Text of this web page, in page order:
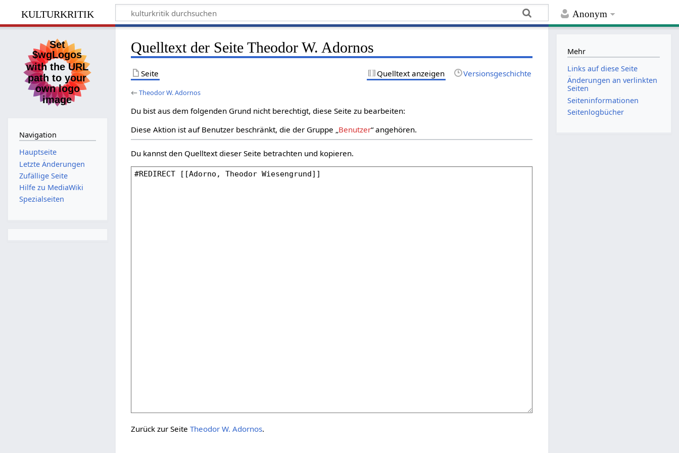
Anonym
kulturkritik
Quelltext der Seite Theodor W. Adornos
Seite Quelltext anzeigen Versionsgeschichte
←Theodor W. Adornos
Du bist aus dem folgenden Grund nicht berechtigt, diese Seite zu bearbeiten:
Diese Aktion ist auf Benutzer beschränkt, die der Gruppe „Benutzer“ angehören.
Du kannst den Quelltext dieser Seite betrachten und kopieren.
Zurück zur SeiteTheodor W. Adornos.
Navigation
Hauptseite
Letzte Änderungen
Zufällige Seite
Hilfe zu MediaWiki
Spezialseiten
Mehr
Links auf diese Seite
Änderungen an verlinkten
Seiten
Seiten­­informationen
Seitenlogbücher